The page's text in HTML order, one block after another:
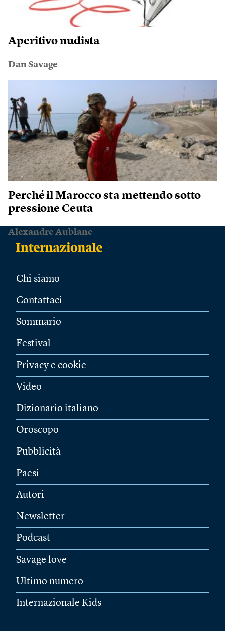
Aperitivo nudista
Dan Savage
Perché il Marocco sta mettendo sotto
pressione Ceuta
Alexandre Aublanc
Chi siamo
Contattaci
Sommario
Festival
Privacy e cookie
Video
Dizionario italiano
Oroscopo
Pubblicità
Paesi
Autori
Newsletter
Podcast
Savage love
Ultimo numero
Internazionale Kids